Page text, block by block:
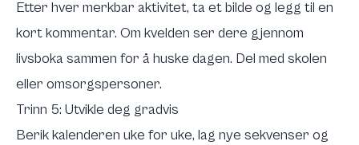
Etter hver merkbar aktivitet, ta et bilde og legg til en
kort kommentar. Om kvelden ser dere gjennom
livsboka sammen for å huske dagen. Del med skolen
eller omsorgspersoner.
Trinn 5: Utvikle deg gradvis
Berik kalenderen uke for uke, lag nye sekvenser og